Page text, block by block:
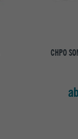
CHPO